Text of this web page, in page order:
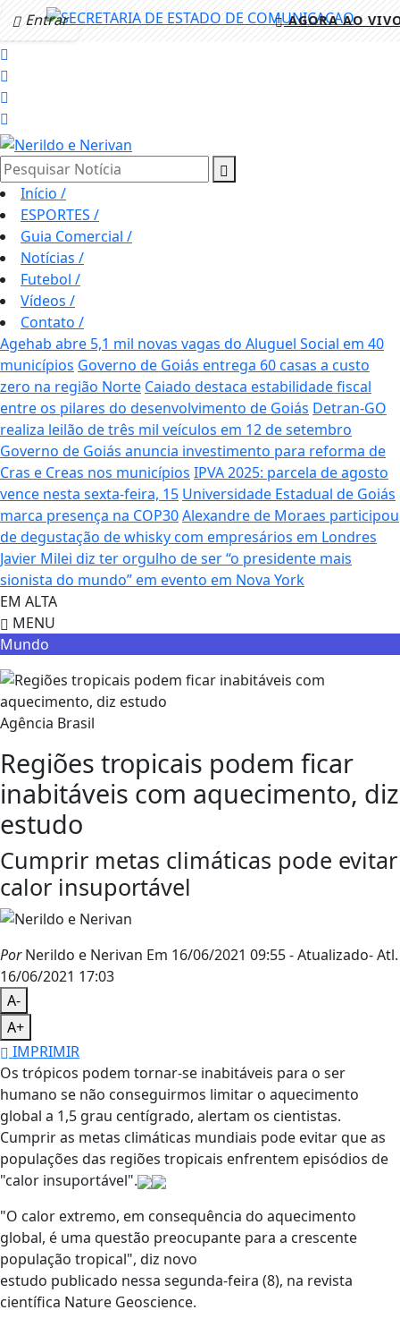
Entrar AGORA AO
Pesquisar Notícia
Início /
ESPORTES /
Guia Comercial /
Notícias /
Futebol /
Vídeos /
Contato /
Agehab abre 5,1 mil novas vagas do Aluguel Social em 40
municípios Governo de Goiás entrega 60 casas a custo
zero na região Norte Caiado destaca estabilidade fiscal
entre os pilares do desenvolvimento de Goiás Detran-GO
realiza leilão de três mil veículos em 12 de setembro
Governo de Goiás anuncia investimento para reforma de
Cras e Creas nos municípios IPVA 2025: parcela de agosto
vence nesta sexta-feira, 15 Universidade Estadual de Goiás
marca presença na COP30Alexandre de Moraes participou
de degustação de whisky com empresários em Londres
Javier Milei diz ter orgulho de ser “o presidente mais
sionista do mundo” em evento em Nova York
EM ALTA
MENU
Mundo
Agência Brasil
Regiões tropicais podem ficar
inabitáveis com aquecimento, diz
estudo
Cumprir metas climáticas pode evitar
calor insuportável
PorNerildo e Nerivan Em 16/06/2021 09:55- Atualizado- Atl.
16/06/2021 17:03
A-
A+
IMPRIMIR
Os trópicos podem tornar-se inabitáveis para o ser
humano se não conseguirmos limitar o aquecimento
global a 1,5 grau centígrado, alertam os cientistas.
Cumprir as metas climáticas mundiais pode evitar que as
populações das regiões tropicais enfrentem episódios de
"calor insuportável".
"O calor extremo, em consequência do aquecimento
global, é uma questão preocupante para a crescente
população tropical", diz novo
estudo publicado nessa segunda-feira (8), na revista
científica Nature Geoscience.